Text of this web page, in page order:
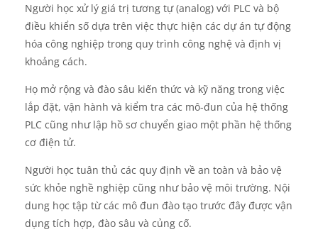
Người học xử lý giá trị tương tự (analog) với PLC và bộ
điều khiển số dựa trên việc thực hiện các dự án tự động
hóa công nghiệp trong quy trình công nghệ và định vị
khoảng cách.
Họ mở rộng và đào sâu kiến ​​thức và kỹ năng trong việc
lắp đặt, vận hành và kiểm tra các mô-đun của hệ thống
PLC cũng như lập hồ sơ chuyển giao một phần hệ thống
cơ điện tử.
Người học tuân thủ các quy định về an toàn và bảo vệ
sức khỏe nghề nghiệp cũng như bảo vệ môi trường. Nội
dung học tập từ các mô đun đào tạo trước đây được vận
dụng tích hợp, đào sâu và củng cố.